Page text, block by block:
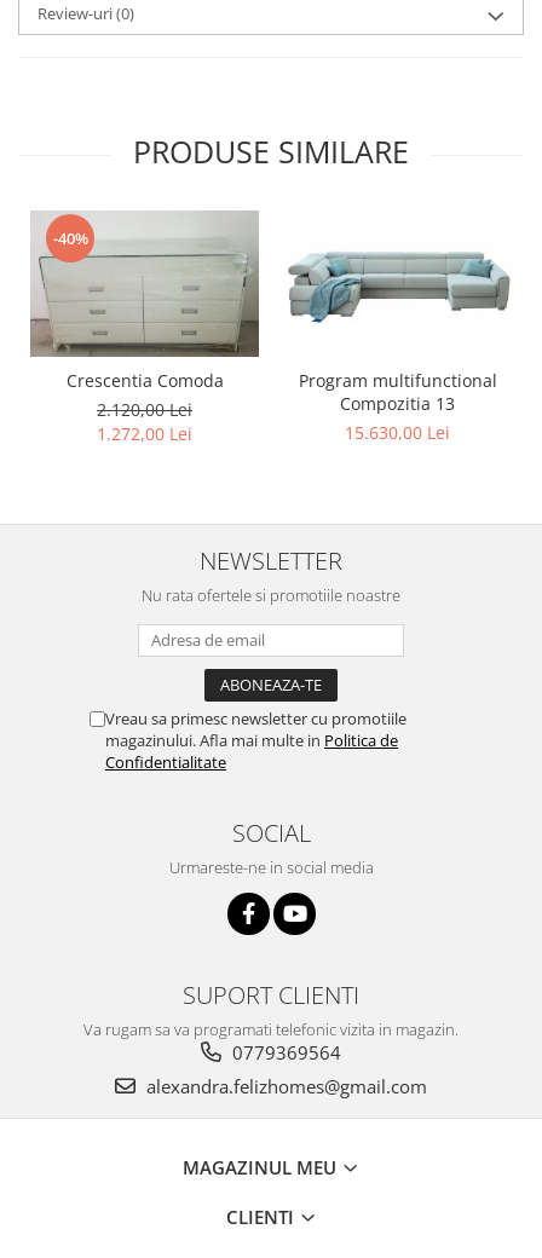
Review-uri(0)
PRODUSE SIMILARE
-40%
Crescentia Comoda
2.120,00 Lei
1.272,00 Lei
Program multifunctional
Compozitia 13
15.630,00 Lei
NEWSLETTER
Nu rata ofertele si promotiile noastre
Vreau sa primesc newsletter cu promotiile
magazinului. Afla mai multe in Politica de
Confidentialitate
SOCIAL
Urmareste-ne in social media
SUPORT CLIENTI
Va rugam sa va programati telefonic vizita in magazin.
0779369564
alexandra.felizhomes@gmail.com
MAGAZINUL MEU
CLIENTI